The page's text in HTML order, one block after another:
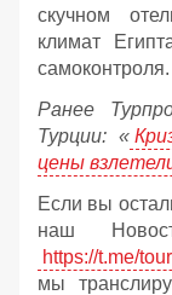
скучном
климат
самоконтроля.
Ранее
Турции: «
цены
Если вы
наш
https://t.me/
мы